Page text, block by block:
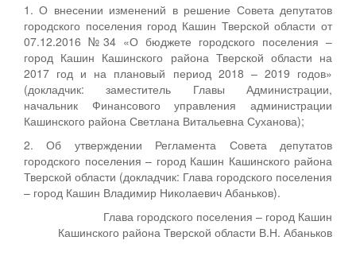
1. О внесении изменений в решение Совета депутатов
городского поселения город Кашин Тверской области от
07.12.2016 №34 «О бюджете городского поселения –
город Кашин Кашинского района Тверской области на
2017 год и на плановый период 2018 – 2019 годов»
(докладчик: заместитель Главы Администрации,
начальник Финансового управления администрации
Кашинского района Светлана Витальевна Суханова);
2. Об утверждении Регламента Совета депутатов
городского поселения – город Кашин Кашинского района
Тверской области (докладчик: Глава городского поселения
– город Кашин Владимир Николаевич Абаньков).
Глава городского поселения – город Кашин
Кашинского района Тверской области В.Н. Абаньков